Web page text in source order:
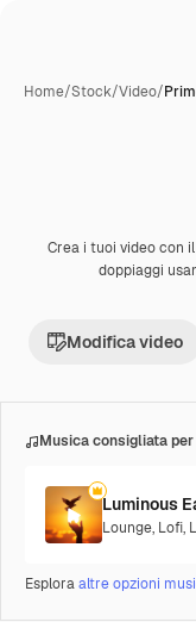
Home/Stock/Video/
Premium
Crea i tuoi video con il
doppiaggi
Modifica video
Musica consigliata
Luminous
Lounge, Lofi,
Esploraaltre opzioni